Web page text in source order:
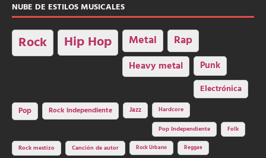
NUBE DE ESTILOS MUSICALES
Rock Hip Hop Metal Rap
Heavy metal Punk
Electrónica
Pop Rock independiente Jazz Hardcore
Pop Independiente Folk
Rock mestizo Canción de autor Rock Urbano Reggae